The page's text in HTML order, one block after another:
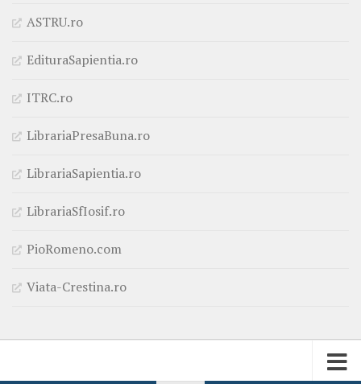
ASTRU.ro
EdituraSapientia.ro
ITRC.ro
LibrariaPresaBuna.ro
LibrariaSapientia.ro
LibrariaSfIosif.ro
PioRomeno.com
Viata-Crestina.ro